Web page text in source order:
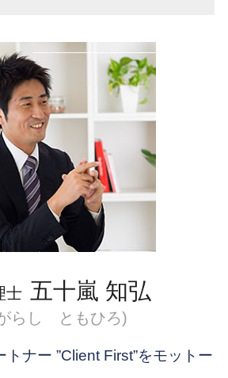
問
人 不動産
の場合
人税
税回避
リット
税条約
織再編
税額 控除
合算税制
税務 税制
対策
税務
対策
税務 事前準備
税理士
税理士
対策
対策
設立前 流れ
立
士 五十嵐 知弘
らし ともひろ)
ナー ”Client First”をモットー